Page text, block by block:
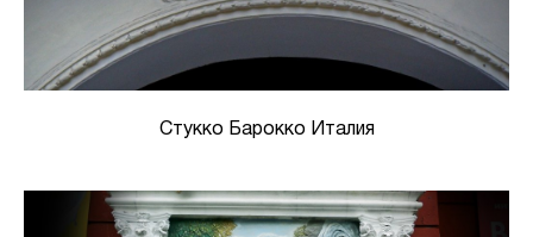
Стукко Барокко Италия